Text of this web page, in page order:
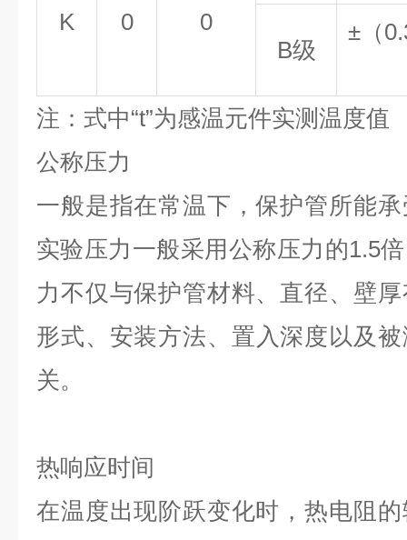
K
0
0
B级
±（
注：式中“t”为感温元件实测温度值
公称压力
一般是指在常温下，保护管所能
实验压力一般采用公称压力的1.5
力不仅与保护管材料、直径、壁
形式、安装方法、置入深度以及
关。
热响应时间
在温度出现阶跃变化时，热电阻